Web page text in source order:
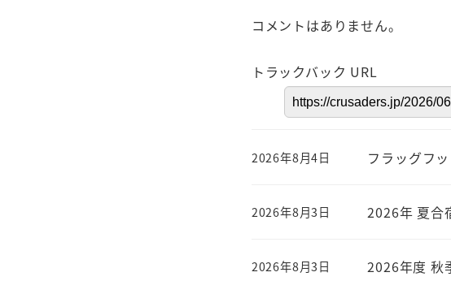
コメントはありません。
トラックバック URL
フラッグフ
2026年8月4日
2026年 夏合
2026年8月3日
2026年度 秋
2026年8月3日